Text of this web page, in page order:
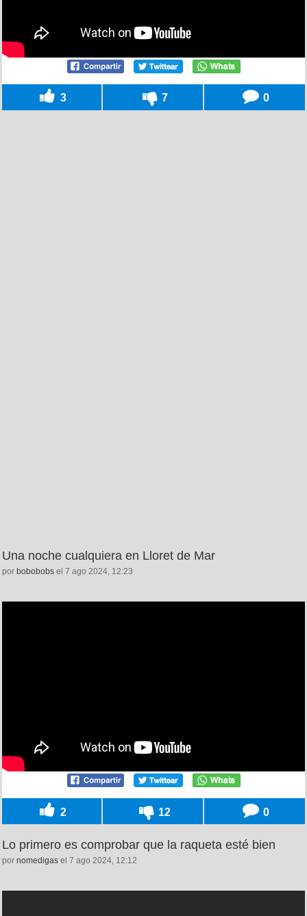
3 7 0
Una noche cualquiera en Lloret de Mar
por bobobobs el 7 ago 2024, 12:23
2 12 0
Lo primero es comprobar que la raqueta esté bien
por nomedigas el 7 ago 2024, 12:12